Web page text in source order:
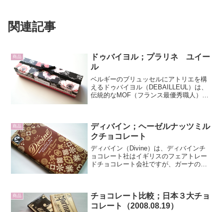
関連記事
商品
ドゥバイヨル；プラリネ ユイー
ル
ベルギーのブリュッセルにアトリエを構
えるドゥバイヨル（DEBAILLEUL）は、
伝統的なMOF（フランス最優秀職人）パ
氏が創業者の...
商品
ディバイン；ヘーゼルナッツミル
クチョコレート
ディバイン（Divine）は、ディバインチ
ョコレート社はイギリスのフェアトレー
ドチョコレート会社ですが、ガーナのク
ドと言...
商品
チョコレート比較；日本３大チョ
コレート（2008.08.19）